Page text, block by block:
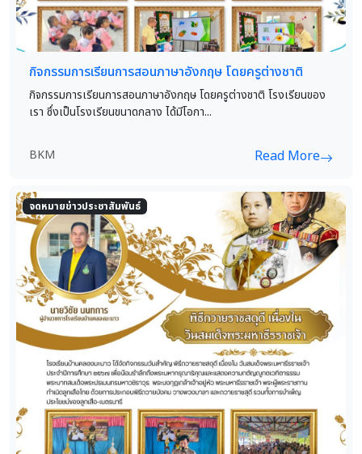
กิจกรรมการเรียนการสอนภาษาอังกฤษ โดยครูต่างชาติ
กิจกรรมการเรียนการสอนภาษาอังกฤษ โดยครูต่างชาติ โรงเรียนของ
เรา ซึ่งเป็นโรงเรียนขนาดกลาง ได้มีโอกา...
BKM Read More
จดหมายข่าวประชาสัมพันธ์